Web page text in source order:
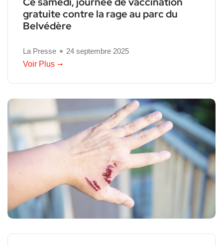
gratuite contre la rage au parc du
Belvédère
La Presse
24 septembre 2025
Voir Plus